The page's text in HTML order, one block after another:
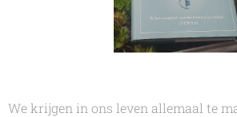
We krijgen in ons leven allemaal te